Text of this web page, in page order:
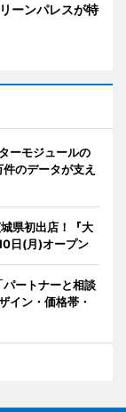
ーンパレスが特
ーモジュールの
のデータが支え
県初出店！『大
日(月)オープン
パートナーと相談
イン・価格帯・